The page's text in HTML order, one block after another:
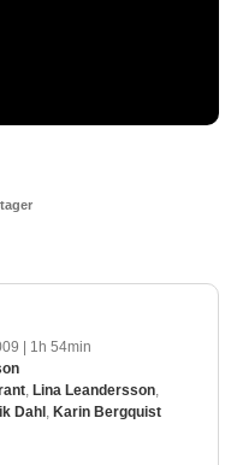
| 1h 54min
Lina Leandersson
Dahl Karin Bergquist